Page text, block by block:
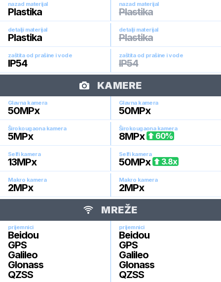
nazad materijal
Plastika
nazad materijal
Plastika
detalji materijal
Plastika
detalji materijal
Plastika
zaštita od prašine i vode
IP54
zaštita od prašine i vode
IP54
KAMERE
Glavna kamera
50MPx
Glavna kamera
50MPx
Širokougaona kamera
5MPx
Širokougaona kamera
8MPx 60%
Selfi kamera
13MPx
Selfi kamera
50MPx 3.8x
Makro kamera
2MPx
Makro kamera
2MPx
MREŽE
prijemnici
Beidou
GPS
Galileo
Glonass
QZSS
prijemnici
Beidou
GPS
Galileo
Glonass
QZSS